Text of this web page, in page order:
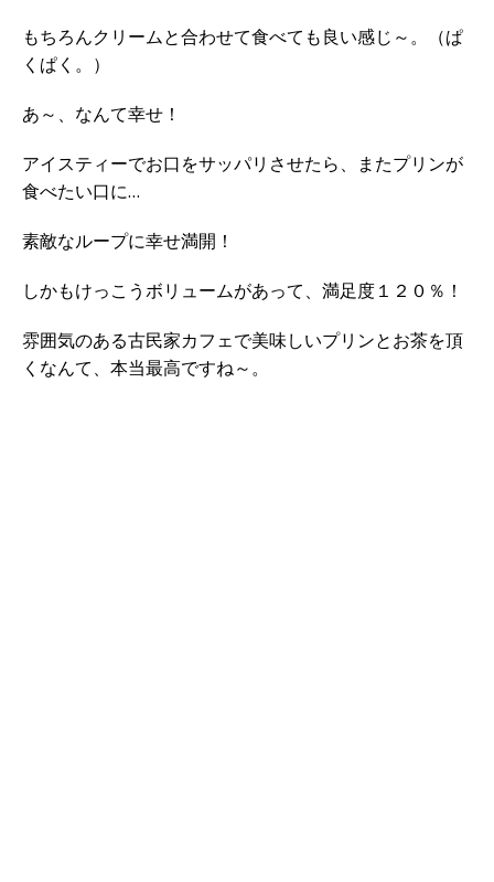
もちろんクリームと合わせて食べても良い感じ～。（ぱ
くぱく。）
あ～、なんて幸せ！
アイスティーでお口をサッパリさせたら、またプリンが
食べたい口に…
素敵なループに幸せ満開！
しかもけっこうボリュームがあって、満足度１２０％！
雰囲気のある古民家カフェで美味しいプリンとお茶を頂
くなんて、本当最高ですね～。